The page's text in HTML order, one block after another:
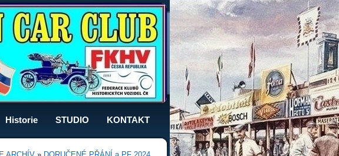
Historie STUDIO KONTAKT